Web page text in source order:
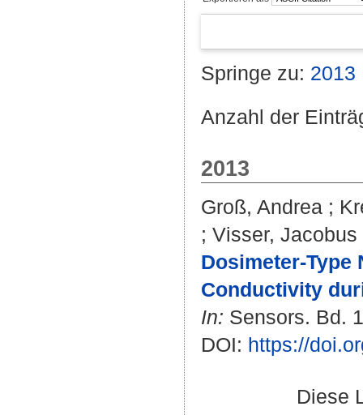
Springe zu: 2013
Anzahl der
2013
Groß, Andrea ;
; Visser, Jacobus
Dosimeter-Type
Conductivity
In: Sensors. Bd.
DOI: https://
Diese